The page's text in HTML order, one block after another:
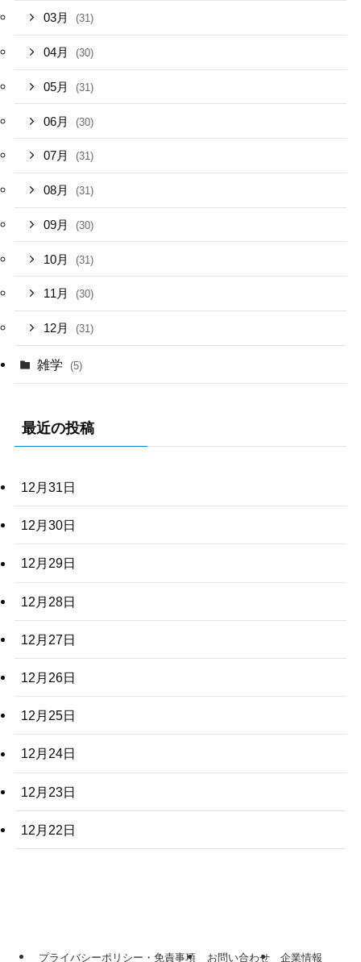
03月 (31)
04月 (30)
05月 (31)
06月 (30)
07月 (31)
08月 (31)
09月 (30)
10月 (31)
11月 (30)
12月 (31)
雑学 (5)
最近の投稿
12月31日
12月30日
12月29日
12月28日
12月27日
12月26日
12月25日
12月24日
12月23日
12月22日
プライバシーポリシー・免責事項 お問い合わせ 企業情報